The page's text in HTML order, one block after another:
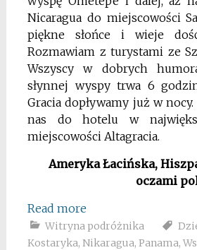
Nicaragua do miejscowości
piękne słońce i wieje
Rozmawiam z turystami ze
Wszyscy w dobrych
słynnej wyspy trwa 6
Gracia dopływamy już w
nas do hotelu w
miejscowości Altagracia.
Ameryka Łacińska,
oczami
Read more
Witryna podróżnika
Kostaryka, Nikaragua, Panama,